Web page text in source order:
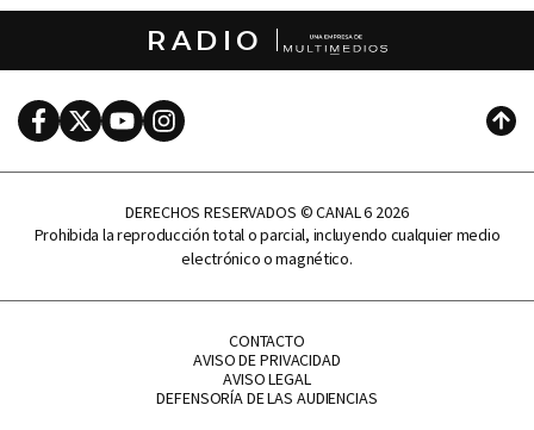
RADIO
FacebookTwitterYoutubeInstagram
DERECHOS RESERVADOS © CANAL 6 2026
Prohibida la reproducción total o parcial, incluyendo cualquier medio
electrónico o magnético.
CONTACTO
AVISO DE PRIVACIDAD
AVISO LEGAL
DEFENSORÍA DE LAS AUDIENCIAS